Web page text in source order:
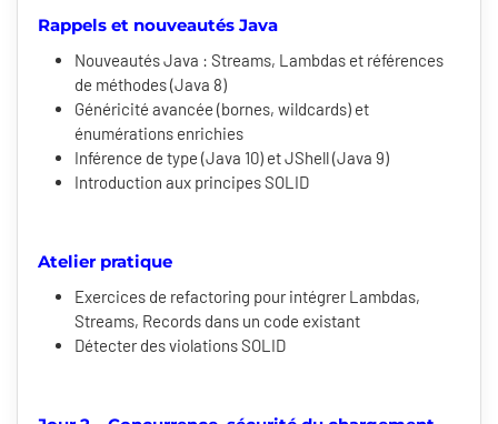
Rappels et nouveautés Java
Nouveautés Java : Streams, Lambdas et références
de méthodes (Java 8)
Généricité avancée (bornes, wildcards) et
énumérations enrichies
Inférence de type (Java 10) et JShell (Java 9)
Introduction aux principes SOLID
Atelier pratique
Exercices de refactoring pour intégrer Lambdas,
Streams, Records dans un code existant
Détecter des violations SOLID